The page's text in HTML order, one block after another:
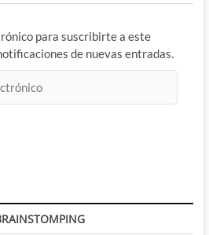
para suscribirte a este
de nuevas entradas.